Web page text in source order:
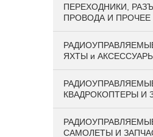
ПЕРЕХОДНИКИ,
ПРОВОДА И ПРОЧЕЕ
ЯХТЫ и
КВАДРОКОПТЕРЫ И
САМОЛЕТЫ И